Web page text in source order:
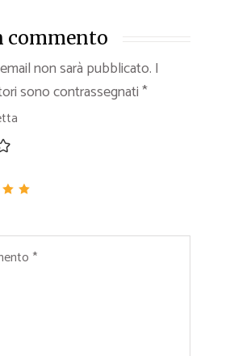
commento
non sarà pubblicato. I
sono contrassegnati*